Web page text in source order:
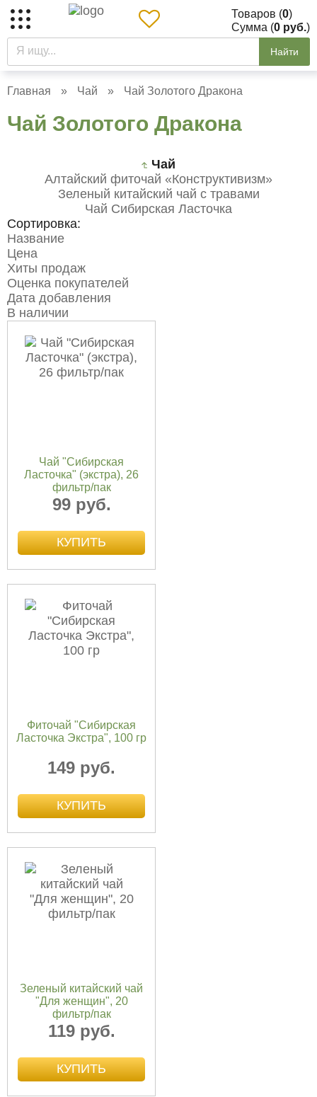
Товаров (0)
Сумма (0 руб.)
Найти
Главная » Чай » Чай Золотого Дракона
Чай Золотого Дракона
Чай
Алтайский фиточай «Конструктивизм»
Зеленый китайский чай с травами
Чай Сибирская Ласточка
Сортировка:
Название
Цена
Хиты продаж
Оценка покупателей
Дата добавления
В наличии
Чай "Сибирская
Ласточка" (экстра), 26
фильтр/пак
99 руб.
Фиточай "Сибирская
Ласточка Экстра", 100 гр
149 руб.
Зеленый китайский чай
"Для женщин", 20
фильтр/пак
119 руб.